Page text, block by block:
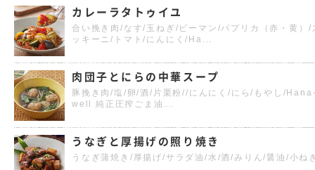
カレーラタトゥイユ
合い挽き肉/なす/玉ねぎ/ピーマン/パプリカ（赤・黄）/
ッキーニ/トマト/にんにく/Ha...
肉団子とにらの中華スープ
豚挽き肉/塩/卵/酒/片栗粉//にんにく/にら/もやし/
well 純正圧搾ごま油...
うなぎと厚揚げの照り焼き
うなぎ蒲焼き/厚揚げ/サラダ油/水/酒/みりん/醤油/小ね